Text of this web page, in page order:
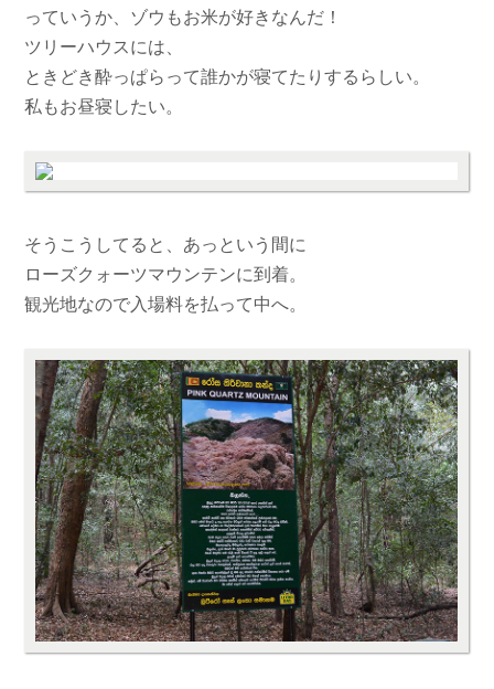
っていうか、ゾウもお米が好きなんだ！
ツリーハウスには、
ときどき酔っぱらって誰かが寝てたりするらしい。
私もお昼寝したい。
そうこうしてると、あっという間に
ローズクォーツマウンテンに到着。
観光地なので入場料を払って中へ。